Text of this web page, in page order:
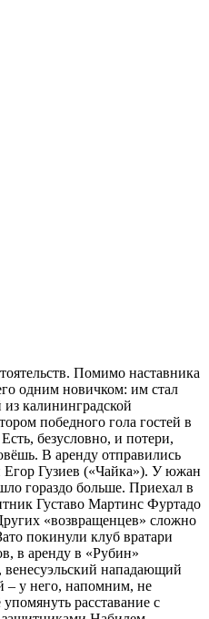
Помимо наставника
одним новичком: им стал
калининградской
победного гола гостей в
безусловно, и потери,
В аренду отправились
Гузиев («Чайка»). У южан
гораздо больше. Приехал в
Густаво Мартинс Фуртадо
«возвращенцев» сложно
покинули клуб вратари
в аренду в «Рубин»
венесуэльский нападающий
– у него, напомним, не
расставание с